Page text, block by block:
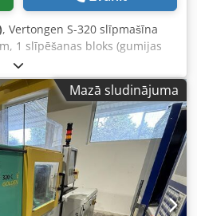
, Vertongen S-320 slīpmašīna
1 slīpēšanas bloks (gumijas
motors. Cedpfozr D Tpox Ac
darbgaldas regulēšana,
gatava darbam.Mazā sludinājuma